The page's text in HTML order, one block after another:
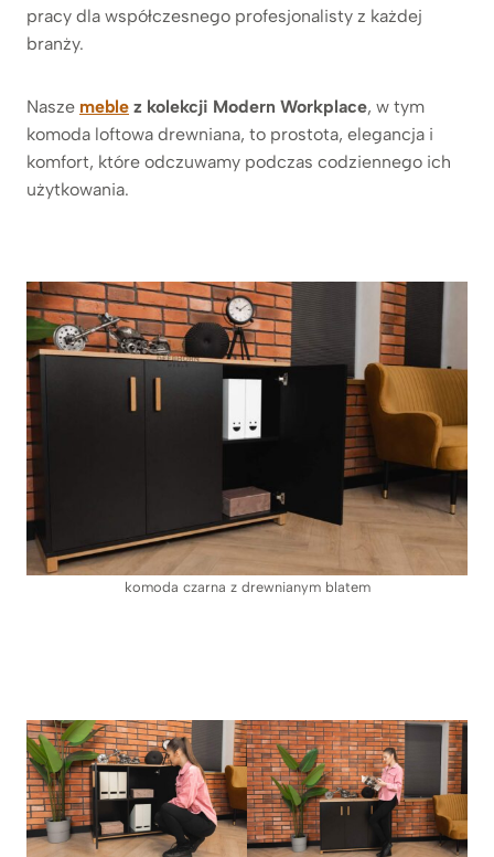
pracy dla współczesnego profesjonalisty z każdej
branży.
Nasze meble z kolekcji Modern Workplace, w tym
komoda loftowa drewniana, to prostota, elegancja i
komfort, które odczuwamy podczas codziennego ich
użytkowania.
komoda czarna z drewnianym blatem